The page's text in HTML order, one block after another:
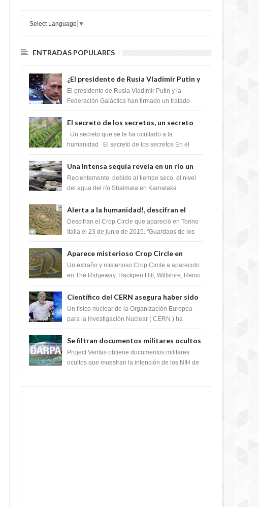
Select Language ▼
ENTRADAS POPULARES
¿El presidente de Rusia Vladímir Putin y
la Federación Galactica han firmado un
tratado para acabar con los Sionistas?
El presidente de Rusia Vladímir Putin y la
Federación Galáctica han firmado un tratado
Si...
El secreto de los secretos, un secreto
que cambiaría por completo el destino
de la humanidad
Un secreto que se le ha ocultado a la
humanidad El secreto de los secretos En el
m...
Una intensa sequía revela en un río un
impresionante hallazgo de miles de
Shiva Lingas
Recientemente, debido al tiempo seco, el nivel
del agua del río Shalmala en Karnataka
Shiv...
Alerta a la humanidad!, descifran el
mensaje del Crop Circle de Torino ,Italia
Descifran el Crop Circle que apareció en Torino
Italia el 23 de junio de 2015. "Guardaos de los
Aparece misterioso Crop Circle en
Reino Unido 23 de junio 2016
Un extraño y misterioso Crop Circle a aparecido
en The Ridgeway, Hackpen Hill, Wiltshire, Reino
Científico del CERN asegura haber sido
ayudado por seres de luz durante una
prueba del Colisionador de Hadrones
Un físico nuclear de la Organización Europea
para la Investigación Nuclear ( CERN ) ha
corazó...
Se filtran documentos militares ocultos
que muestran la intención de los NIH de
crear el SARS-CoV-2, utilizando la
Project Veritas obtiene documentos militares
ocultos que muestran la intención de los NIH de